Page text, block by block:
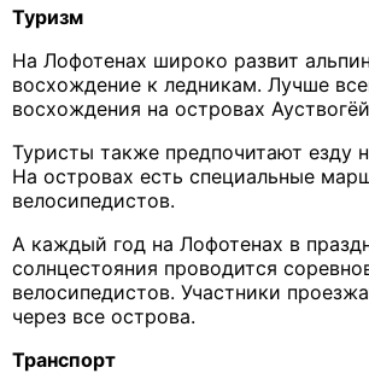
Туризм
На Лофотенах широко развит
восхождение к ледникам. Лучше
восхождения на островах
Туристы также предпочитают езду
На островах есть специальные
велосипедистов.
А каждый год на Лофотенах в
солнцестояния проводится
велосипедистов. Участники
через все острова.
Транспорт